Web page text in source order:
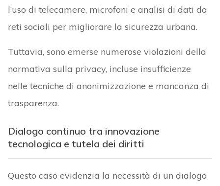
l’uso di telecamere, microfoni e analisi di dati da
reti sociali per migliorare la sicurezza urbana.
Tuttavia, sono emerse numerose violazioni della
normativa sulla privacy, incluse insufficienze
nelle tecniche di anonimizzazione e mancanza di
trasparenza.
Dialogo continuo tra innovazione
tecnologica e tutela dei diritti
Questo caso evidenzia la necessità di un dialogo